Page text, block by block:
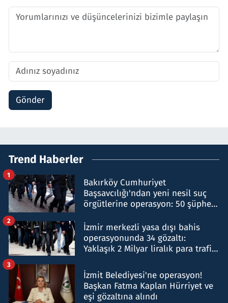
Gönder
Trend Haberler
Bakırköy Cumhuriyet
Başsavcılığı'ndan yeni nesil suç
örgütlerine operasyon: 50 şüpheli
1
İzmir merkezli yasa dışı bahis
operasyonunda 34 gözaltı:
Yaklaşık 2 Milyar liralık para trafiği
2
İzmit Belediyesi'ne operasyon!
Başkan Fatma Kaplan Hürriyet ve
eşi gözaltına alındı
3